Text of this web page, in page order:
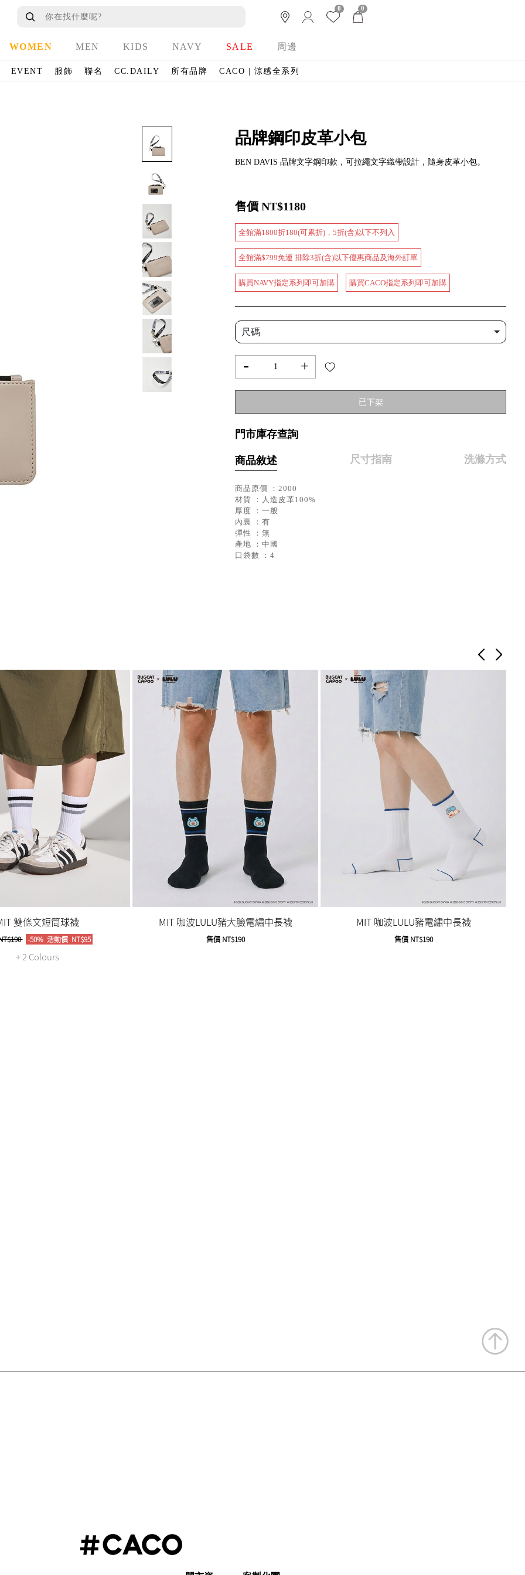
0 0
WOMEN MEN KIDS NAVY SALE 周邊
EVENT 服飾 聯名 CC.DAILY 所有品牌 CACO | 涼感全系列
品牌鋼印皮革小包
BEN DAVIS 品牌文字鋼印款，可拉繩文字織帶設計，隨身皮革小包。
售價 NT$1180
全館滿1800折180(可累折)，5折(含)以下不列入
全館滿$799免運 排除3折(含)以下優惠商品及海外訂單
購買NAVY指定系列即可加購 購買CACO指定系列即可加購
尺碼
- +
已下架
門市庫存查詢
商品敘述 尺寸指南 洗滌方式
商品原價 ：2000
材質 ：人造皮革100%
厚度 ：一般
內裏 ：有
彈性 ：無
產地 ：中國
口袋數 ：4
雙條文短筒球襪
-50% 活動價NT$95
+ 2 Colours
MIT 咖波LULU豬大臉電繡中長襪
售價NT$190
MIT 咖波LULU豬電繡中長襪
售價NT$190